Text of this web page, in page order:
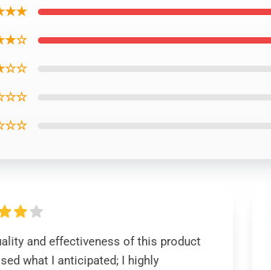
and effectiveness of this product
what I anticipated; I highly